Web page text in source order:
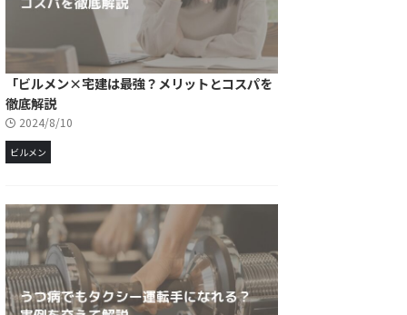
「ビルメン×宅建は最強？メリットとコスパを
徹底解説
2024/8/10
ビルメン